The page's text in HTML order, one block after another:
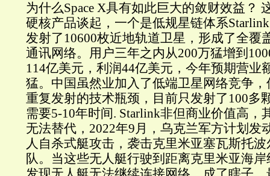
为什么Space X具有如此巨大的敛财效益？
硬核产品谈起，一个是低规星链体系
发射了10600枚近地轨道卫星，形成了全覆
通讯网络。用户三年之内从200万猛增到
114亿美元，利润44亿美元，今年预期营业
猛。中国虽然业加入了低端卫星网络竞争
重复发射的技术瓶颈，目前只发射了100多
需要5-10年时间. Starlink非但商业价值高，
无法替代，2022年9月，乌克兰军方计划发
人自杀式艇攻击，袭击克里米亚塞瓦斯托
队。当这些无人艇行驶到距离克里米亚海